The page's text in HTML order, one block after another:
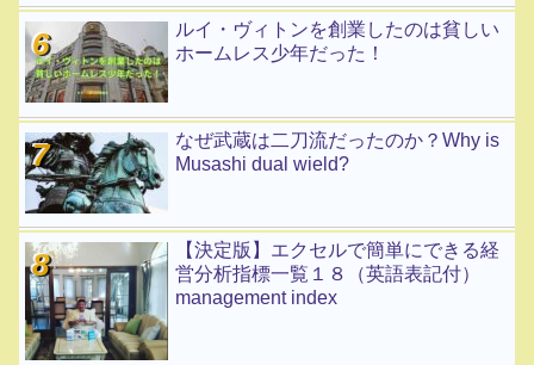
ルイ・ヴィトンを創業したのは貧しい
ホームレス少年だった！
なぜ武蔵は二刀流だったのか？Why is
Musashi dual wield?
【決定版】エクセルで簡単にできる経
営分析指標一覧１８（英語表記付）
management index